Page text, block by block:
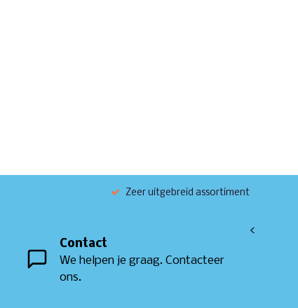
Zeer uitgebreid assortiment
Contact
We helpen je graag. Contacteer
ons.
<